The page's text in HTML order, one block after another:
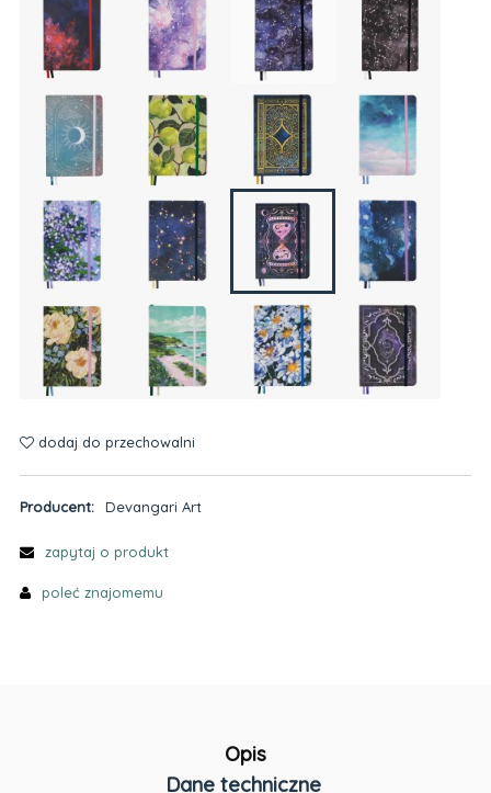
dodaj do przechowalni
Producent: Devangari Art
zapytaj o produkt
poleć znajomemu
Opis
Dane techniczne